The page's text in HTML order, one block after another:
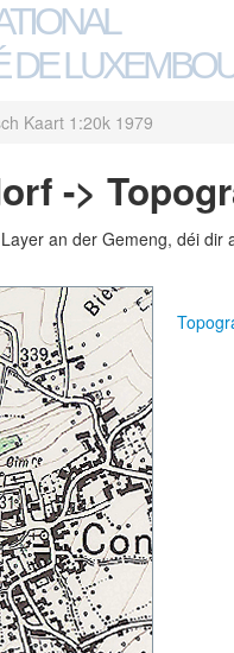
DE
Kaart 1:20k 1979
->
an der Gemeng, déi